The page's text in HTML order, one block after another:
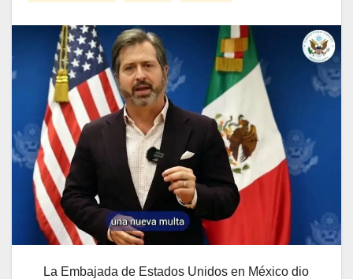
La Embajada de Estados Unidos en México dio